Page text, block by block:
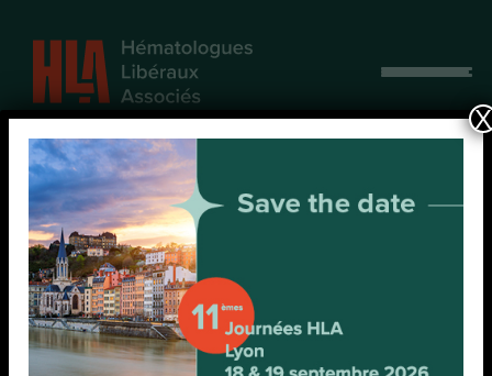
menu
Présentation –
Lymphoma
Myeloma 2018
X